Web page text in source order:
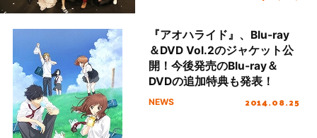
『アオハライド』、Blu-ray
＆DVD Vol.2のジャケット公
開！今後発売のBlu-ray＆
DVDの追加特典も発表！
NEWS 2014.08.25